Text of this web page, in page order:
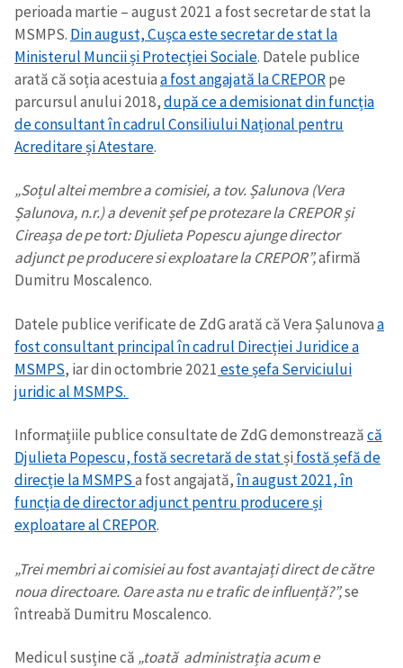
perioada martie – august 2021 a fost secretar de stat la
MSMPS. Din august, Cușca este secretar de stat la
Ministerul Muncii și Protecției Sociale. Datele publice
arată că soția acestuiaa fost angajată la CREPORpe
parcursul anului 2018,după ce a demisionat din funcția
de consultant în cadrul Consiliului Național pentru
Acreditare și Atestare.
„Soțul altei membre a comisiei, a tov. Șalunova (Vera
Șalunova, n.r.) a devenit șef pe protezare la CREPOR și
Cireașa de pe tort: Djulieta Popescu ajunge director
adjunct pe producere si exploatare la CREPOR”,afirmă
Dumitru Moscalenco.
Datele publice verificate de ZdG arată că Vera Șalunovaa
fost consultant principal în cadrul Direcției Juridice a
MSMPS, iar din octombrie 2021 este șefa Serviciului
juridic al MSMPS.
Informațiile publice consultate de ZdG demonstreazăcă
Djulieta Popescu, fostă secretară de statșifostă șefă de
direcție la MSMPSa fost angajată,în august 2021, în
funcția de director adjunct pentru producere și
exploatare al CREPOR.
„Trei membri ai comisiei au fost avantajați direct de către
noua directoare. Oare asta nu e trafic de influență?”,se
întreabă Dumitru Moscalenco.
Medicul susține că „toată administrația acum e